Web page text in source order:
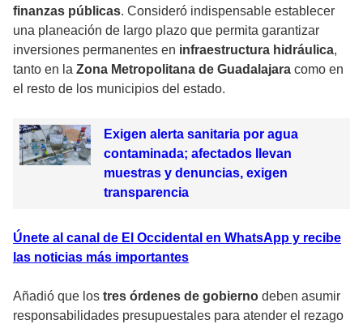
finanzas públicas. Consideró indispensable establecer
una planeación de largo plazo que permita garantizar
inversiones permanentes en infraestructura hidráulica,
tanto en la Zona Metropolitana de Guadalajara como en
el resto de los municipios del estado.
Exigen alerta sanitaria por agua
contaminada; afectados llevan
muestras y denuncias, exigen
transparencia
Únete al canal de El Occidental en WhatsApp y recibe
las noticias más importantes
Añadió que los tres órdenes de gobierno deben asumir
responsabilidades presupuestales para atender el rezago